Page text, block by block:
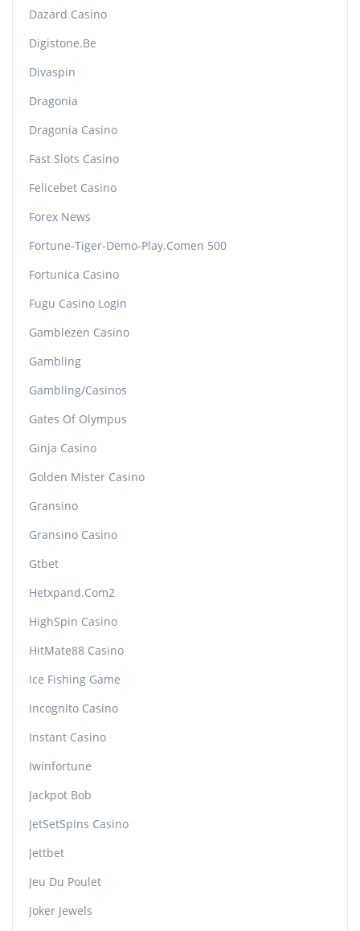
Dazard Casino
Digistone.be
Divaspin
Dragonia
Dragonia Casino
Fast Slots Casino
Felicebet Casino
Forex News
Fortune-Tiger-Demo-Play.comen 500
Fortunica Casino
Fugu Casino Login
Gamblezen Casino
Gambling
Gambling/casinos
Gates Of Olympus
Ginja Casino
Golden Mister Casino
Gransino
Gransino Casino
Gtbet
Hetxpand.com2
HighSpin Casino
HitMate88 Casino
Ice Fishing Game
Incognito Casino
Instant Casino
Iwinfortune
Jackpot Bob
JetSetSpins Casino
Jettbet
Jeu Du Poulet
Joker Jewels